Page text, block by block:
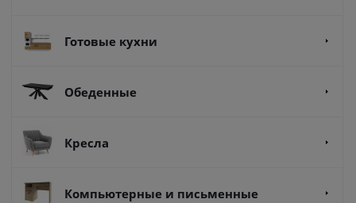
Готовые кухни
Обеденные
Кресла
Компьютерные и письменные